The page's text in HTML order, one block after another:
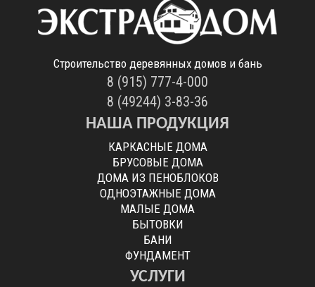
Строительство деревянных домов и бань
8 (915) 777-4-000
8 (49244) 3-83-36
НАША ПРОДУКЦИЯ
КАРКАСНЫЕ ДОМА
БРУСОВЫЕ ДОМА
ДОМА ИЗ ПЕНОБЛОКОВ
ОДНОЭТАЖНЫЕ ДОМА
МАЛЫЕ ДОМА
БЫТОВКИ
БАНИ
ФУНДАМЕНТ
УСЛУГИ